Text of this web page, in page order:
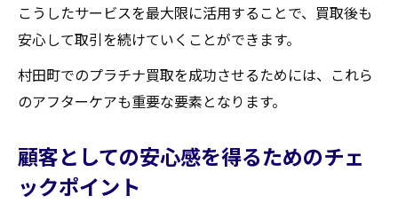
こうしたサービスを最大限に活用することで、買取後も
安心して取引を続けていくことができます。
村田町でのプラチナ買取を成功させるためには、これら
のアフターケアも重要な要素となります。
顧客としての安心感を得るためのチェ
ックポイント